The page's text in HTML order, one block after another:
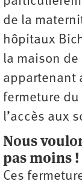
de la
hôpitaux
la maison
appartenant
fermeture
l’accès aux
Nous
pas moins !
Ces